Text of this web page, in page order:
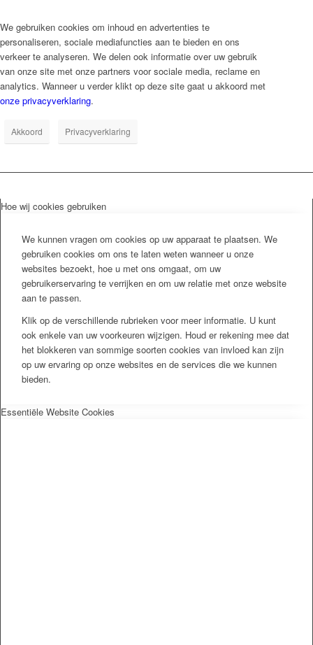
We gebruiken cookies om inhoud en advertenties te
personaliseren, sociale mediafuncties aan te bieden en ons
verkeer te analyseren. We delen ook informatie over uw gebruik
van onze site met onze partners voor sociale media, reclame en
analytics. Wanneer u verder klikt op deze site gaat u akkoord met
onze privacyverklaring.
Akkoord Privacyverklaring
Hoe wij cookies gebruiken
We kunnen vragen om cookies op uw apparaat te plaatsen. We
gebruiken cookies om ons te laten weten wanneer u onze
websites bezoekt, hoe u met ons omgaat, om uw
gebruikerservaring te verrijken en om uw relatie met onze website
aan te passen.
Klik op de verschillende rubrieken voor meer informatie. U kunt
ook enkele van uw voorkeuren wijzigen. Houd er rekening mee dat
het blokkeren van sommige soorten cookies van invloed kan zijn
op uw ervaring op onze websites en de services die we kunnen
bieden.
Essentiële Website Cookies